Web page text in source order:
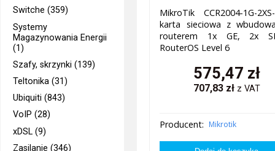
Switche (359)
Systemy
Magazynowania Energii
(1)
Szafy, skrzynki (139)
Teltonika (31)
Ubiquiti (843)
VoIP (28)
xDSL (9)
Zasilanie (346)
MikroTik CCR2004-1G-
karta sieciowa z
routerem 1x GE, 2x
RouterOS Level 6
575,47 zł
707,83zł z VAT
Producent: Mikrotik